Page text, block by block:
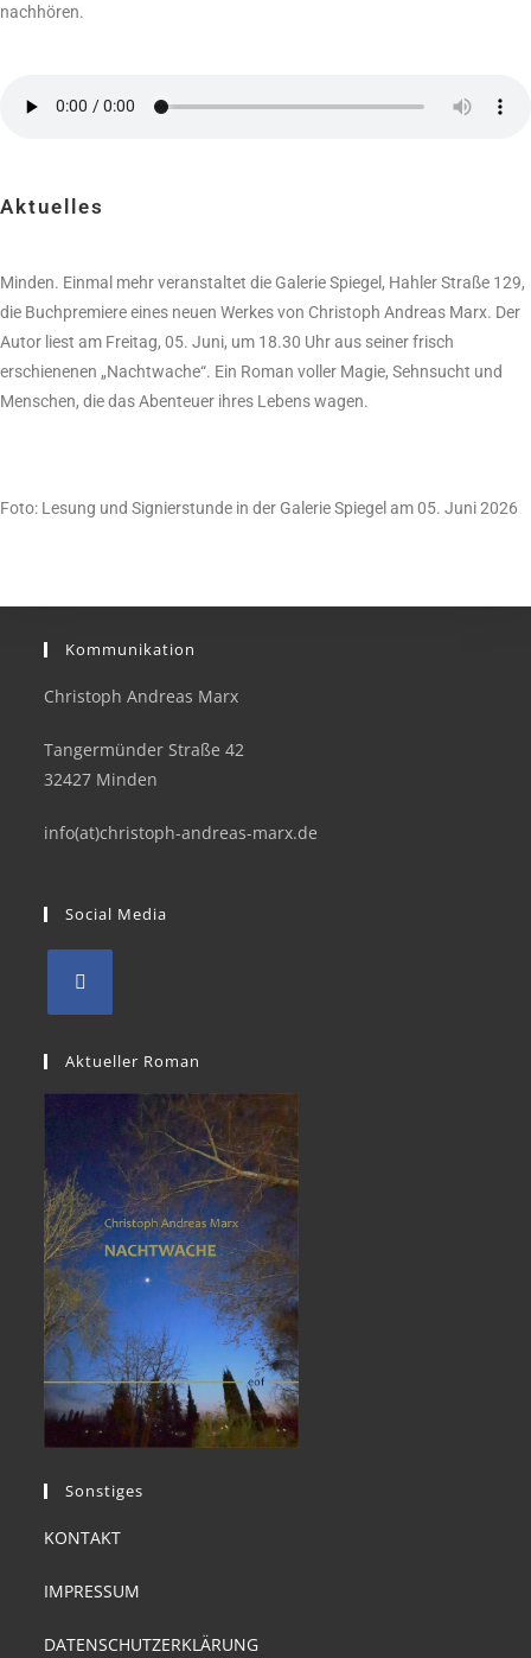
nachhören.
Aktuelles
Minden. Einmal mehr veranstaltet die Galerie Spiegel, Hahler Straße 129,
die Buchpremiere eines neuen Werkes von Christoph Andreas Marx. Der
Autor liest am Freitag, 05. Juni, um 18.30 Uhr aus seiner frisch
erschienenen „Nachtwache“. Ein Roman voller Magie, Sehnsucht und
Menschen, die das Abenteuer ihres Lebens wagen.
Foto: Lesung und Signierstunde in der Galerie Spiegel am 05. Juni 2026
Kommunikation
Christoph Andreas Marx
Tangermünder Straße 42
32427 Minden
info(at)christoph-andreas-marx.de
Social Media
Aktueller Roman
Sonstiges
KONTAKT
IMPRESSUM
DATENSCHUTZERKLÄRUNG